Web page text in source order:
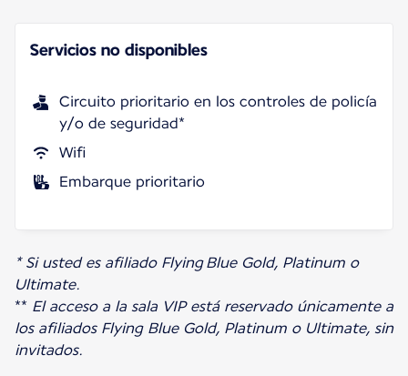
Servicios no disponibles
Circuito prioritario en los controles de policía
y/o de seguridad*
Wifi
Embarque prioritario
* Si usted es afiliado Flying Blue Gold, Platinum o
Ultimate.
** El acceso a la sala VIP está reservado únicamente a
los afiliados Flying Blue Gold, Platinum o Ultimate, sin
invitados.